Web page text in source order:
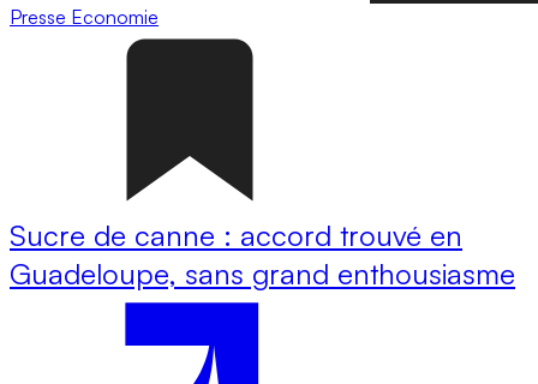
Presse Economie
Sucre de canne : accord trouvé en
Guadeloupe, sans grand enthousiasme